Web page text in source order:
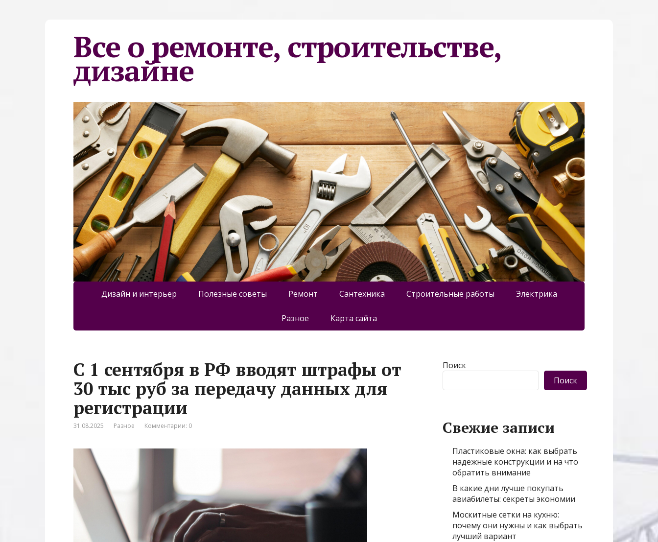
Все о ремонте, строительстве,
дизайне
Дизайн и интерьер Полезные советы Ремонт Сантехника Строительные работы Электрика
Разное Карта сайта
С 1 сентября в РФ вводят штрафы от
30 тыс руб за передачу данных для
регистрации
31.08.2025 Разное Комментарии: 0
Поиск
Поиск
Свежие записи
Пластиковые окна: как выбрать
надёжные конструкции и на что
обратить внимание
В какие дни лучше покупать
авиабилеты: секреты экономии
Москитные сетки на кухню:
почему они нужны и как выбрать
лучший вариант